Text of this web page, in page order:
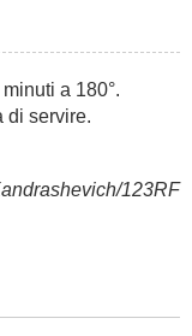
a 180°.
di servire.
123RF